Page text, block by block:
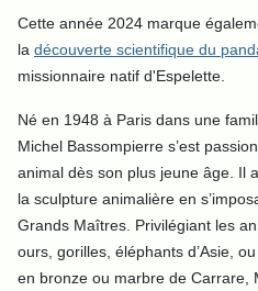
Cette année 2024 marque
la découverte scientifique du
missionnaire natif d'Espelette.
Né en 1948 à Paris dans une
Michel Bassompierre s’est
animal dès son plus jeune âge. Il
la sculpture animalière en
Grands Maîtres. Privilégiant les
ours, gorilles, éléphants d’Asie,
en bronze ou marbre de Carrare,